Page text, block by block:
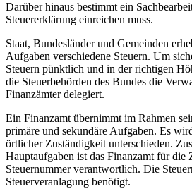
Darüber hinaus bestimmt ein
Steuererklärung einreichen muss.
Staat, Bundesländer und Gemeinden
Aufgaben verschiedene Steuern. Um
Steuern pünktlich und in der richtigen
die Steuerbehörden des Bundes die
Finanzämter delegiert.
Ein Finanzamt übernimmt im Rahmen
primäre und sekundäre Aufgaben. Es
örtlicher Zuständigkeit unterschieden.
Hauptaufgaben ist das Finanzamt für die
Steuernummer verantwortlich. Die
Steuerveranlagung benötigt.